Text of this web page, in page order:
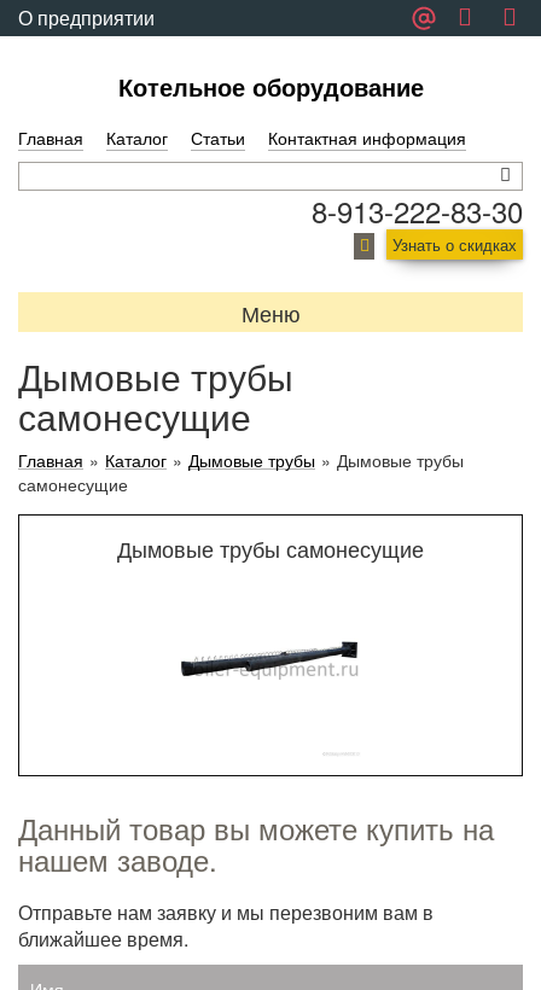
О предприятии
Котельное оборудование
Главная Каталог Статьи Контактная информация
8-913-222-83-30
Узнать о скидках
Меню
Дымовые трубы
самонесущие
Главная » Каталог » Дымовые трубы » Дымовые трубы
самонесущие
Дымовые трубы самонесущие
Данный товар вы можете купить на
нашем заводе.
Отправьте нам заявку и мы перезвоним вам в
ближайшее время.